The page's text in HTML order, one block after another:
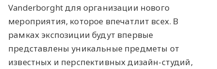
Vanderborght для организации нового
мероприятия, которое впечатлит всех. В
рамках экспозиции будут впервые
представлены уникальные предметы от
известных и перспективных дизайн-студий,